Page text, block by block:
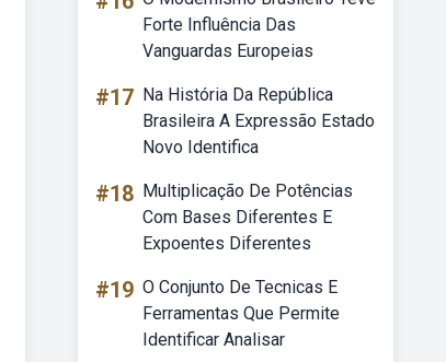
Forte Influência Das
Vanguardas Europeias
#17 Na História Da República
Brasileira A Expressão Estado
Novo Identifica
#18 Multiplicação De Potências
Com Bases Diferentes E
Expoentes Diferentes
#19 O Conjunto De Tecnicas E
Ferramentas Que Permite
Identificar Analisar